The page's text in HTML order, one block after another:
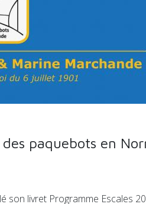
paquebots en
livret Programme Escales